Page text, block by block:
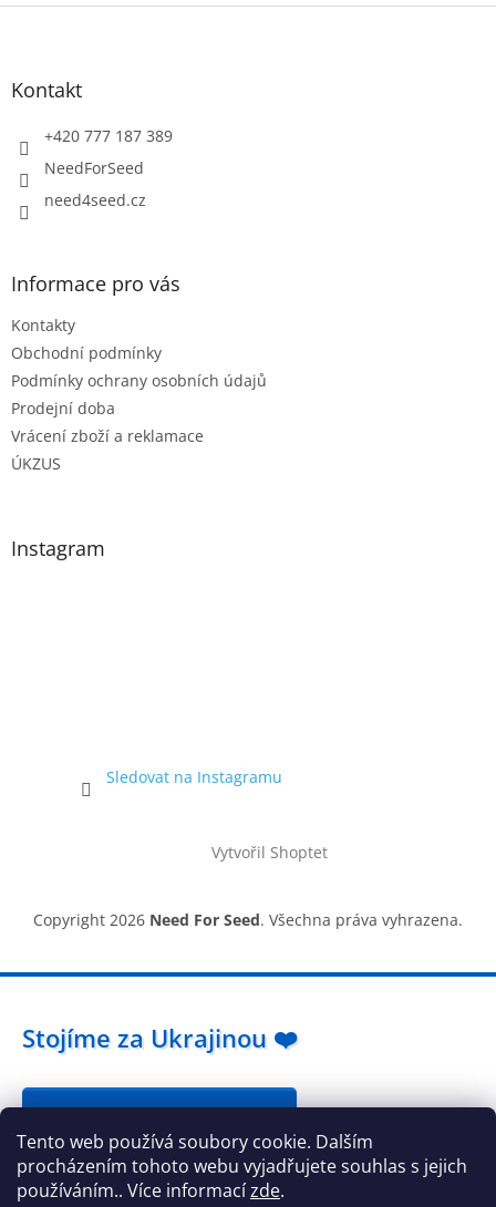
Tento web používá soubory cookie. Dalším
procházením tohoto webu vyjadřujete souhlas s jejich
používáním.. Více informacízde.
Z
Kontakt
+420 777 187 389
NeedForSeed
need4seed.cz
Informace pro vás
Kontakty
Obchodní podmínky
Podmínky ochrany osobních údajů
Prodejní doba
Vrácení zboží a reklamace
ÚKZUS
Instagram
Sledovat na Instagramu
Vytvořil Shoptet
Copyright 2026 Need For Seed. Všechna práva vyhrazena.
Stojíme za Ukrajinou ❤️